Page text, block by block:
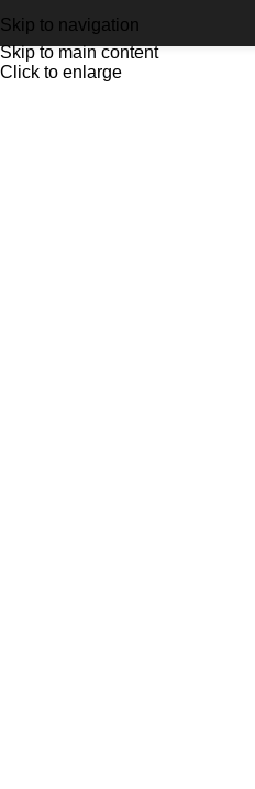
Skip to navigation
Skip to main content
Click to enlarge